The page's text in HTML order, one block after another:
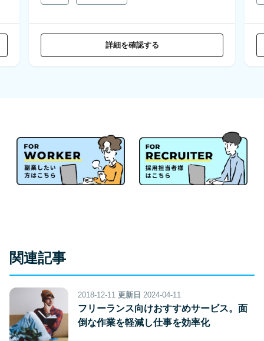
詳細を確認する
関連記事
2018-12-11 更新日 2024-04-11
フリーランス向けおすすめサービス。面
倒な作業を軽減し仕事を効率化